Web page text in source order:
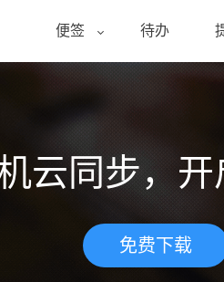
便签 待办
云同步，
免费下载